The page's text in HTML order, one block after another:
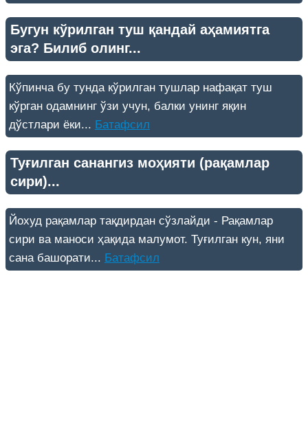
Бугун кўрилган туш қандай аҳамиятга
эга? Билиб олинг...
Кўпинча бу тунда кўрилган тушлар нафақат туш
кўрган одамнинг ўзи учун, балки унинг яқин
дўстлари ёки... Батафсил
Туғилган санангиз моҳияти (рақамлар
сири)...
Йохуд рақамлар тақдирдан сўзлайди - Рақамлар
сири ва маноси ҳақида малумот. Туғилган кун, яни
сана башорати... Батафсил